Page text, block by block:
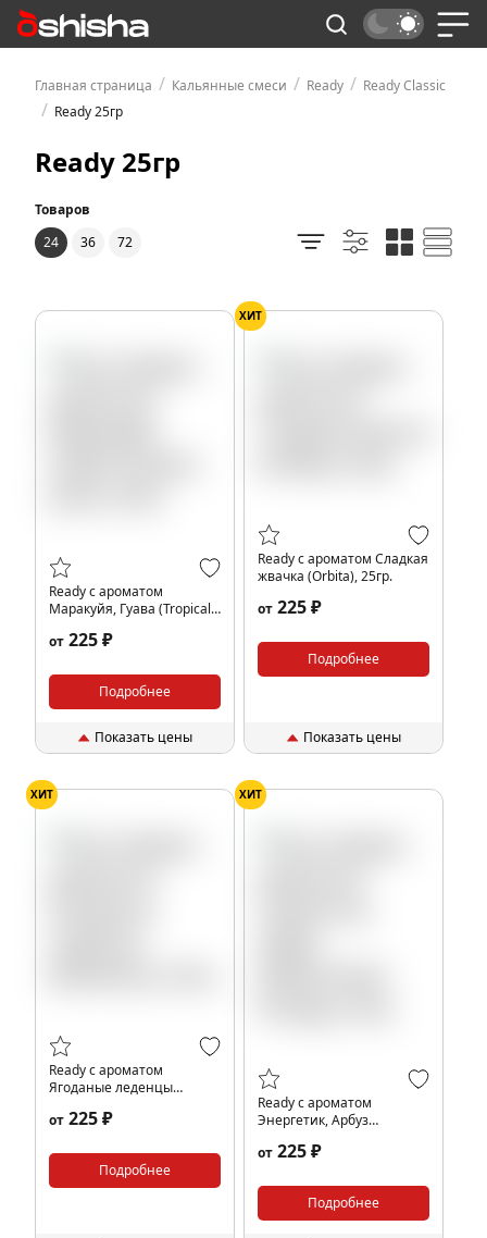
Главная страница / Кальянные смеси / Ready / Ready Classic
/ Ready 25гр
Ready 25гр
Товаров
24
36 72
Ready с ароматом
Маракуйя, Гуава (Tropical
от 225 ₽
Подробнее
Показать цены
ХИТ
Ready с ароматом Сладкая
жвачка (Orbita), 25гр.
от 225 ₽
Подробнее
Показать цены
ХИТ
Ready с ароматом
Ягоданые леденцы
от 225 ₽
Подробнее
ХИТ
Ready с ароматом
Энергетик, Арбуз
от 225 ₽
Подробнее